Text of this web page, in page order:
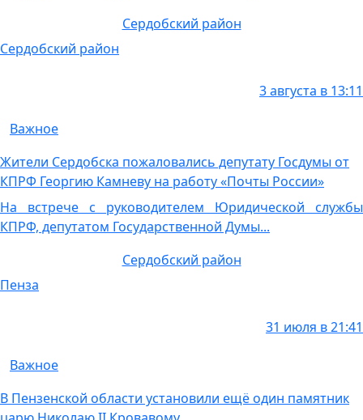
Сердобский район
Сердобский район
3 августа в 13:11
Важное
Жители Сердобска пожаловались депутату Госдумы от
КПРФ Георгию Камневу на работу «Почты России»
На встрече с руководителем Юридической службы
КПРФ, депутатом Государственной Думы...
Сердобский район
Пенза
31 июля в 21:41
Важное
В Пензенской области установили ещё один памятник